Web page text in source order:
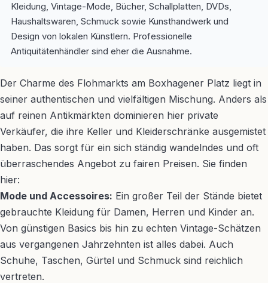
Kleidung, Vintage-Mode, Bücher, Schallplatten, DVDs,
Haushaltswaren, Schmuck sowie Kunsthandwerk und
Design von lokalen Künstlern. Professionelle
Antiquitätenhändler sind eher die Ausnahme.
Der Charme des Flohmarkts am Boxhagener Platz liegt in
seiner authentischen und vielfältigen Mischung. Anders als
auf reinen Antikmärkten dominieren hier private
Verkäufer, die ihre Keller und Kleiderschränke ausgemistet
haben. Das sorgt für ein sich ständig wandelndes und oft
überraschendes Angebot zu fairen Preisen. Sie finden
hier:
Mode und Accessoires: Ein großer Teil der Stände bietet
gebrauchte Kleidung für Damen, Herren und Kinder an.
Von günstigen Basics bis hin zu echten Vintage-Schätzen
aus vergangenen Jahrzehnten ist alles dabei. Auch
Schuhe, Taschen, Gürtel und Schmuck sind reichlich
vertreten.